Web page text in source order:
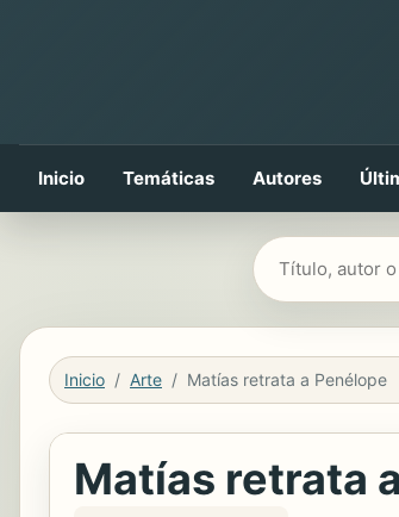
Inicio Temáticas Autores
Buscar libros
Inicio Arte Matías retrata a Penélope
Matías retrata